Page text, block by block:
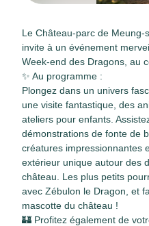
Le Château-parc de Meung-
invite à un événement
Week-end des Dragons, au
✨ Au programme :
Plongez dans un univers
une visite fantastique, des
ateliers pour enfants.
démonstrations de fonte de
créatures impressionnantes
extérieur unique autour des
château. Les plus petits
avec Zébulon le Dragon, et
mascotte du château !
🏰 Profitez également de